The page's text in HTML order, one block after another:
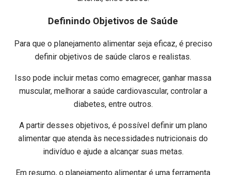
Definindo Objetivos de Saúde
Para que o planejamento alimentar seja eficaz, é preciso
definir objetivos de saúde claros e realistas.
Isso pode incluir metas como emagrecer, ganhar massa
muscular, melhorar a saúde cardiovascular, controlar a
diabetes, entre outros.
A partir desses objetivos, é possível definir um plano
alimentar que atenda às necessidades nutricionais do
indivíduo e ajude a alcançar suas metas.
Em resumo, o planejamento alimentar é uma ferramenta